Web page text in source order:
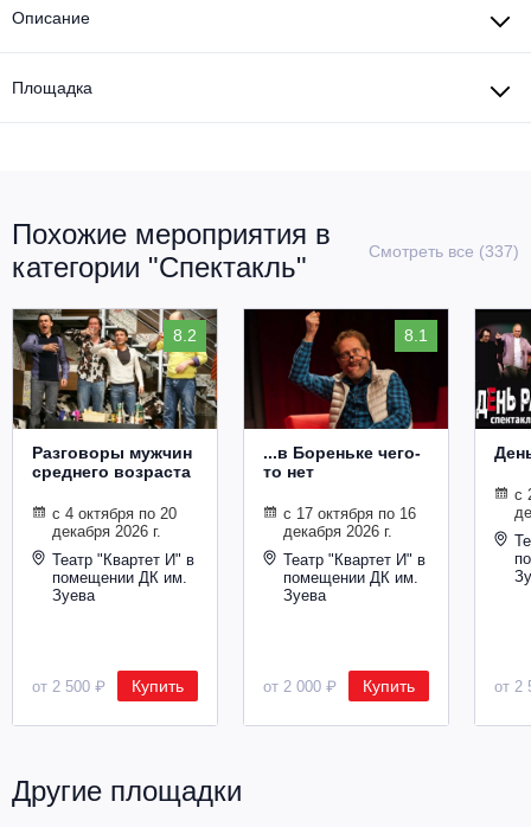
Описание
Площадка
Похожие мероприятия в
категории "Спектакль"
Смотреть все (337)
8.2
Разговоры мужчин
среднего возраста
с 4 октября по 20
декабря 2026 г.
Театр "Квартет И" в
помещении ДК им.
Зуева
от 2 500 ₽ Купить
8.1
...в Бореньке чего-
то нет
с 17 октября по 16
декабря 2026 г.
Театр "Квартет И" в
помещении ДК им.
Зуева
от 2 000 ₽ Купить
с
от 2
Другие площадки